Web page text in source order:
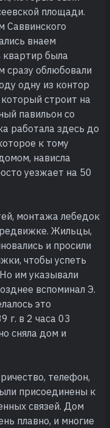
площади.
внаем
была
сразу облюбовали
одну из контор
строит на
павильон со
работала здесь до
к тому
нависла
уезжает на 50
монтажа лебедок
Жильцы,
и просили
чтобы успеть
им указывали
вспоминал Э.
это
г. в 2 часа 03
сняла дом и
телефон,
присоединены к
связей. Дом
плавно, и многие